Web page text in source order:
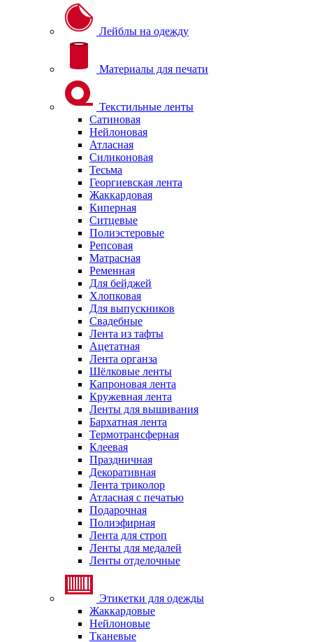
Лейблы на одежду
Материалы для печати
Текстильные ленты
Сатиновая
Нейлоновая
Атласная
Силиконовая
Тесьма
Георгиевская лента
Жаккардовая
Киперная
Ситцевые
Полиэстеровые
Репсовая
Матрасная
Ременная
Для бейджей
Хлопковая
Для выпускников
Свадебные
Лента из тафты
Ацетатная
Лента органза
Шёлковые ленты
Капроновая лента
Кружевная лента
Ленты для вышивания
Бархатная лента
Термотрансферная
Клеевая
Праздничная
Декоративная
Лента триколор
Атласная с печатью
Подарочная
Полиэфирная
Лента для строп
Ленты для медалей
Ленты отделочные
Этикетки для одежды
Жаккардовые
Нейлоновые
Тканевые